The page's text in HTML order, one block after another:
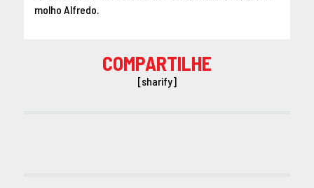
molho Alfredo.
COMPARTILHE
[sharify]